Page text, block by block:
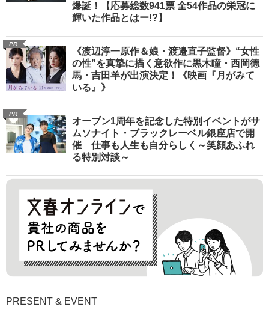
爆誕！【応募総数941票 全54作品の栄冠に
輝いた作品とはー!?】
PR
《渡辺淳一原作＆娘・渡邉直子監督》“女性
の性”を真摯に描く意欲作に黒木瞳・西岡德
馬・吉田羊が出演決定！《映画『月がみて
いる』》
PR
オープン1周年を記念した特別イベントがサ
ムソナイト・ブラックレーベル銀座店で開
催 仕事も人生も自分らしく～笑顔あふれ
る特別対談～
PRESENT & EVENT